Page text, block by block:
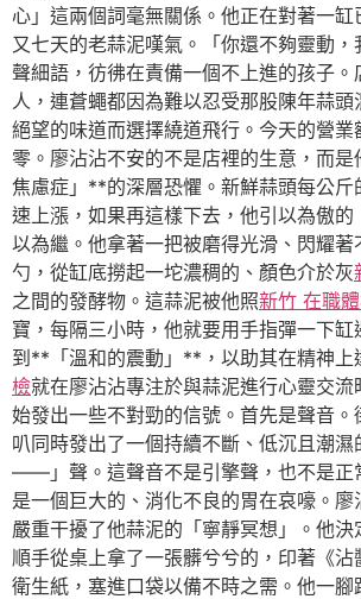
心」這兩個詞毫無關係。他正在對著一缸
又七天的老蒜泥嘆氣。「你還不夠靈動
聲細語，彷彿在責備一個不上進的孩子。
人，連蒼蠅都因為難以忍受那股陳年蒜
絕望的味道而選擇繞道飛行。今天的營業
零。廖沾沾不安的不是店裡的生意，而
焦慮症」**的深層恐懼。新鮮蒜頭每公斤
速上漲，如果再這樣下去，他引以為傲
以為繼。他拿著一把被磨得光滑、閃耀著
勺，從缸底撈起一坨濃稠的、顏色介於灰
之間的發酵物。這蒜泥被他照新竹 在職
寶，每隔三小時，他就要用手指彈一下缸
到**「溫和的震動」**，以助其在精神上
檢就在廖沾沾專注於與蒜泥進行心靈交流
始發出一些不對勁的信號。首先是聲音。
叭同時發出了一個持續不斷、低沉且潮
——」聲。這聲音不是引擎聲，也不是正
是一個巨大的、消化不良的胃在哀嚎。
嚴重干擾了他蒜泥的「寧靜冥想」。他決
順手從桌上拿了一張髒兮兮的，印著《
衛生紙，塞進口袋以備不時之需。他一